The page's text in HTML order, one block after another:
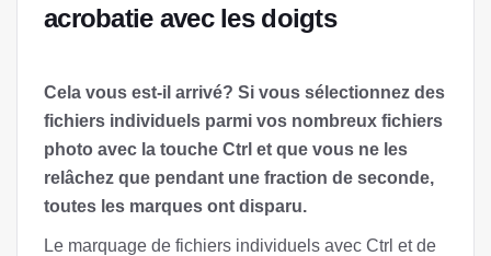
acrobatie avec les doigts
Cela vous est-il arrivé? Si vous sélectionnez des
fichiers individuels parmi vos nombreux fichiers
photo avec la touche Ctrl et que vous ne les
relâchez que pendant une fraction de seconde,
toutes les marques ont disparu.
Le marquage de fichiers individuels avec Ctrl et de